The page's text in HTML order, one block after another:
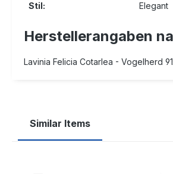
Stil: Elegant
Herstellerangaben
Lavinia Felicia Cotarlea - Vogelherd
Similar Items